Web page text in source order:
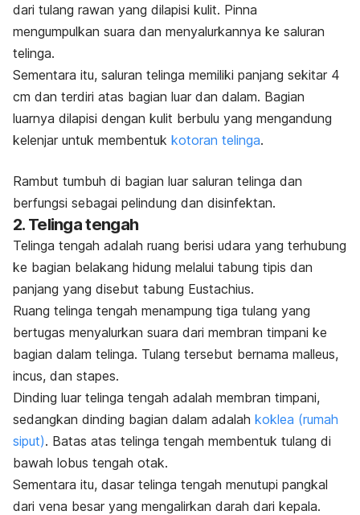
dari tulang rawan yang dilapisi kulit. Pinna
mengumpulkan suara dan menyalurkannya ke saluran
telinga.
Sementara itu, saluran telinga memiliki panjang sekitar 4
cm dan terdiri atas bagian luar dan dalam. Bagian
luarnya dilapisi dengan kulit berbulu yang mengandung
kelenjar untuk membentuk kotoran telinga.
Rambut tumbuh di bagian luar saluran telinga dan
berfungsi sebagai pelindung dan disinfektan.
2. Telinga tengah
Telinga tengah adalah ruang berisi udara yang terhubung
ke bagian belakang hidung melalui tabung tipis dan
panjang yang disebut tabung Eustachius.
Ruang telinga tengah menampung tiga tulang yang
bertugas menyalurkan suara dari membran timpani ke
bagian dalam telinga. Tulang tersebut bernama malleus,
incus, dan stapes.
Dinding luar telinga tengah adalah membran timpani,
sedangkan dinding bagian dalam adalah koklea (rumah
siput). Batas atas telinga tengah membentuk tulang di
bawah lobus tengah otak.
Sementara itu, dasar telinga tengah menutupi pangkal
dari vena besar yang mengalirkan darah dari kepala.